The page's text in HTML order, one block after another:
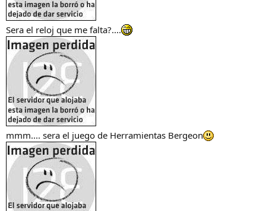
Sera el reloj que me falta?....
mmm.... sera el juego de Herramientas Bergeon